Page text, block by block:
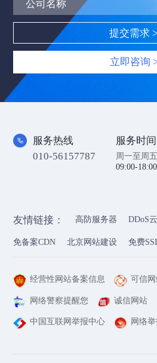
立即咨询
服务热线
010-56157787
服务时间
周一至周五
09:00-18:00
友情链接： 高防服务器 DDoS
免备案CDN 北京网站建设 免费
经营性网站备案信息 可信
网络警察提醒您 诚信网站
中国互联网举报中心 网络